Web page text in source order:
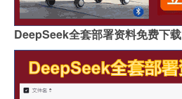
DeepSeek全套部署资料免费下载